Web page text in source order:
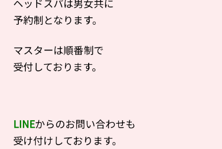
ヘッドスパは男女共に
予約制となります。
マスターは順番制で
受付しております。
LINEからのお問い合わせも
受け付けしております。